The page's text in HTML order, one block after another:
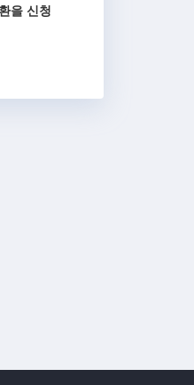
을 신청